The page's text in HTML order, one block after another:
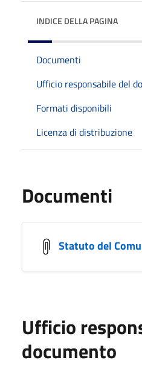
INDICE DELLA PAGINA
Documenti
Ufficio responsabile del
Formati disponibili
Licenza di distribuzione
Documenti
Statuto del
Ufficio
documento